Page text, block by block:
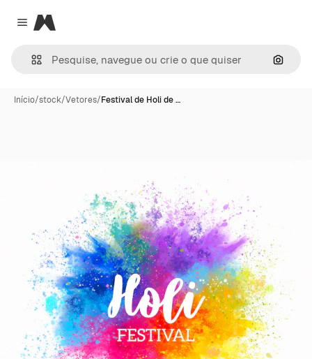
Close menu
Magnific
Início/stock/Vetores/Festival de Holi de …